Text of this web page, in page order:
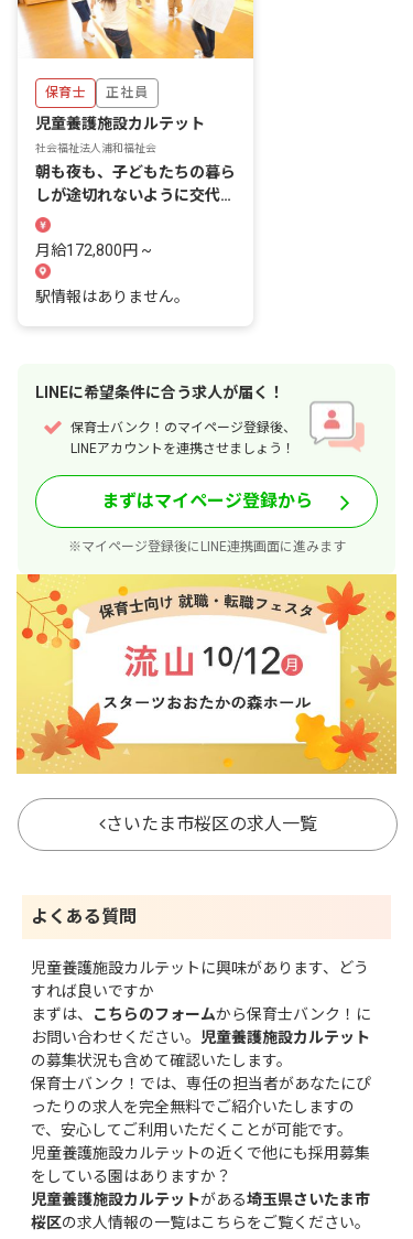
保育士 正社員
児童養護施設カルテット
社会福祉法人浦和福祉会
朝も夜も、子どもたちの暮ら
しが途切れないように交代で
寄り添う施設です。
月給172,800円 ~
駅情報はありません。
LINEに希望条件に合う求人が届く！
保育士バンク！のマイページ登録後、
LINEアカウントを連携させましょう！
まずはマイページ登録から
※マイページ登録後にLINE連携画面に進みます
さいたま市桜区の求人一覧
よくある質問
児童養護施設カルテットに興味があります、どう
すれば良いですか
まずは、
こちらのフォームから保育士バンク！に
お問い合わせください。
児童養護施設カルテット
の募集状況も含めて確認いたします。
保育士バンク！では、専任の担当者があなたにぴ
ったりの求人を完全無料でご紹介いたしますの
で、安心してご利用いただくことが可能です。
児童養護施設カルテットの近くで他にも採用募集
をしている園はありますか？
児童養護施設カルテットがある埼玉県さいたま市
桜区の求人情報の一覧はこちらをご覧ください。